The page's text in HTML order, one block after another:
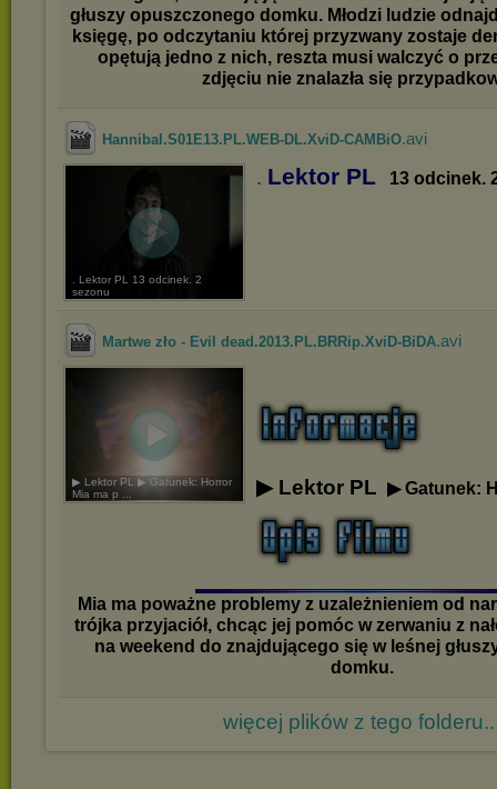
głuszy opuszczonego domku. Młodzi ludzie
księgę, po odczytaniu której przyzwany zostaje
opętują jedno z nich, reszta musi walczyć o
zdjęciu nie znalazła się
Hannibal.S01E13.PL.WEB-DL.XviD-CAMBiO.avi
. Lektor PL 13 odcinek. 2
sezonu
. Lektor PL 13 odcinek.
Martwe zło - Evil dead.2013.PL.BRRip.XviD-BiDA.avi
▶ Lektor PL ▶ Gatunek: Horror
Mia ma p ...
▶ Lektor PL ▶ Gatunek:
Mia ma poważne problemy z uzależnieniem od
trójka przyjaciół, chcąc jej pomóc w zerwaniu z
na weekend do znajdującego się w leśnej
domku.
więcej plików z tego